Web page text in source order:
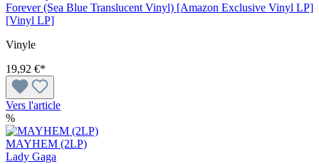
Forever (Sea Blue Translucent Vinyl) [Amazon Exclusive Vinyl LP]
[Vinyl LP]
Vinyle
19,92 €*
Vers l'article
%
MAYHEM (2LP)
Lady Gaga